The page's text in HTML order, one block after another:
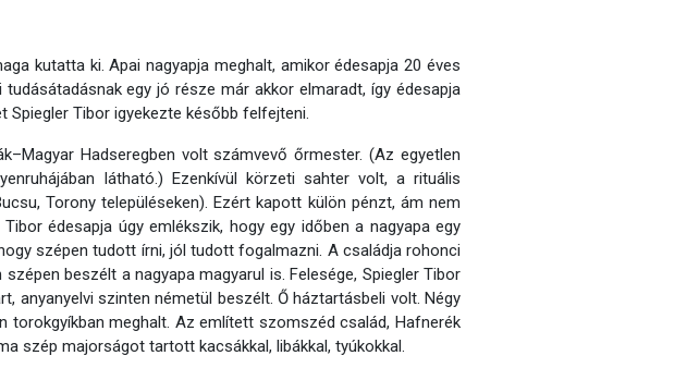
kutatta ki. Apai nagyapja meghalt, amikor édesapja 20 éves
egy jó része már akkor elmaradt, így édesapja
Tibor igyekezte később felfejteni.
Hadseregben volt számvevő őrmester. (Az egyetlen
látható.) Ezenkívül körzeti sahter volt, a rituális
Torony településeken). Ezért kapott külön pénzt, ám nem
édesapja úgy emlékszik, hogy egy időben a nagyapa egy
szépen tudott írni, jól tudott fogalmazni. A családja rohonci
beszélt a nagyapa magyarul is. Felesége, Spiegler Tibor
anyanyelvi szinten németül beszélt. Ő háztartásbeli volt. Négy
torokgyíkban meghalt. Az említett szomszéd család, Hafnerék
szép majorságot tartott kacsákkal, libákkal, tyúkokkal.